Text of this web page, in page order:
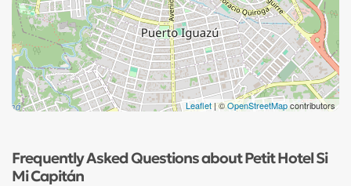
Leaflet| ©OpenStreetMapcontributors
Frequently Asked Questions about Petit Hotel Si
Mi Capitán